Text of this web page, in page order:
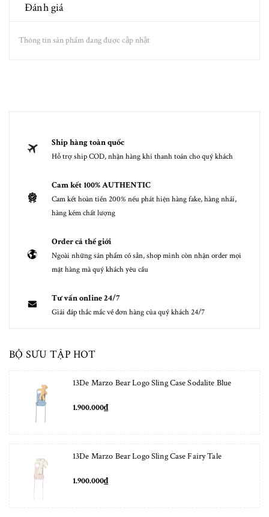
Đánh giá
Thông tin sản phẩm đang được cập nhật
Ship hàng toàn quốc
Hỗ trợ ship COD, nhận hàng khi thanh toán cho quý khách
Cam kết 100% AUTHENTIC
Cam kết hoàn tiền 200% nếu phát hiện hàng fake, hàng nhái,
hàng kém chất lượng
Order cả thế giới
Ngoài những sản phẩm có sẵn, shop mình còn nhận order mọi
mặt hàng mà quý khách yêu cầu
Tư vấn online 24/7
Giải đáp thắc mắc về đơn hàng của quý khách 24/7
BỘ SƯU TẬP HOT
13De Marzo Bear Logo Sling Case Sodalite Blue
1.900.000₫
13De Marzo Bear Logo Sling Case Fairy Tale
1.900.000₫